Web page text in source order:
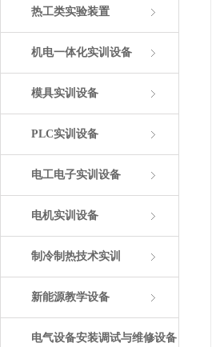
热工类实验装置
机电一体化实训设备
模具实训设备
PLC实训设备
电工电子实训设备
电机实训设备
制冷制热技术实训
新能源教学设备
电气设备安装调试与维修设备